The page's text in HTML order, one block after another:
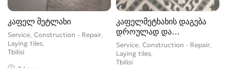
კაფელ მეტლახი
Service, Construction - Repair,
Laying tiles
Tbilisi
კაფელმეტხახის დაგება
დროულად და
ხარისხიანად
Service, Construction - Repair,
Laying tiles
Tbilisi